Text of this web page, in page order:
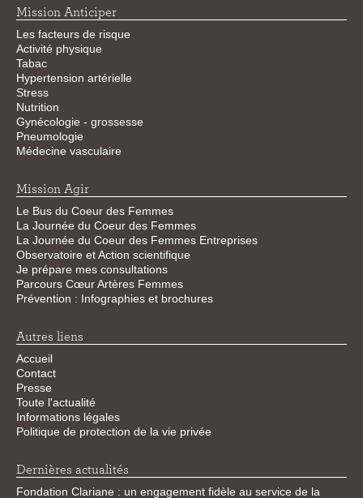
Mission Anticiper
Les facteurs de risque
Activité physique
Tabac
Hypertension artérielle
Stress
Nutrition
Gynécologie - grossesse
Pneumologie
Médecine vasculaire
Mission Agir
Le Bus du Coeur des Femmes
La Journée du Coeur des Femmes
La Journée du Coeur des Femmes Entreprises
Observatoire et Action scientifique
Je prépare mes consultations
Parcours Cœur Artères Femmes
Prévention : Infographies et brochures
Autres liens
Accueil
Contact
Presse
Toute l'actualité
Informations légales
Politique de protection de la vie privée
Dernières actualités
Fondation Clariane : un engagement fidèle au service de la